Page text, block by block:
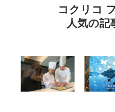
コクリコ
人気の記